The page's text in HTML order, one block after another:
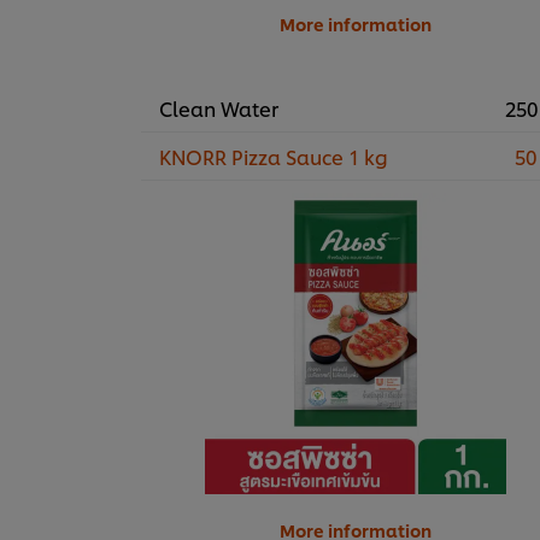
More information
Clean Water
KNORR Pizza Sauce 1 kg
More information